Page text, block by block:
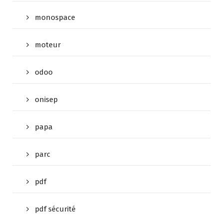
monospace
moteur
odoo
onisep
papa
parc
pdf
pdf sécurité